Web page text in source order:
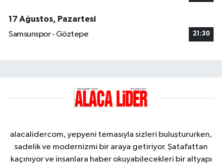
17 Ağustos, Pazartesi
Samsunspor - Göztepe
21:30
alacalidercom, yepyeni temasıyla sizleri buluştururken,
sadelik ve modernizmi bir araya getiriyor. Şatafattan
kaçınıyor ve insanlara haber okuyabilecekleri bir altyapı